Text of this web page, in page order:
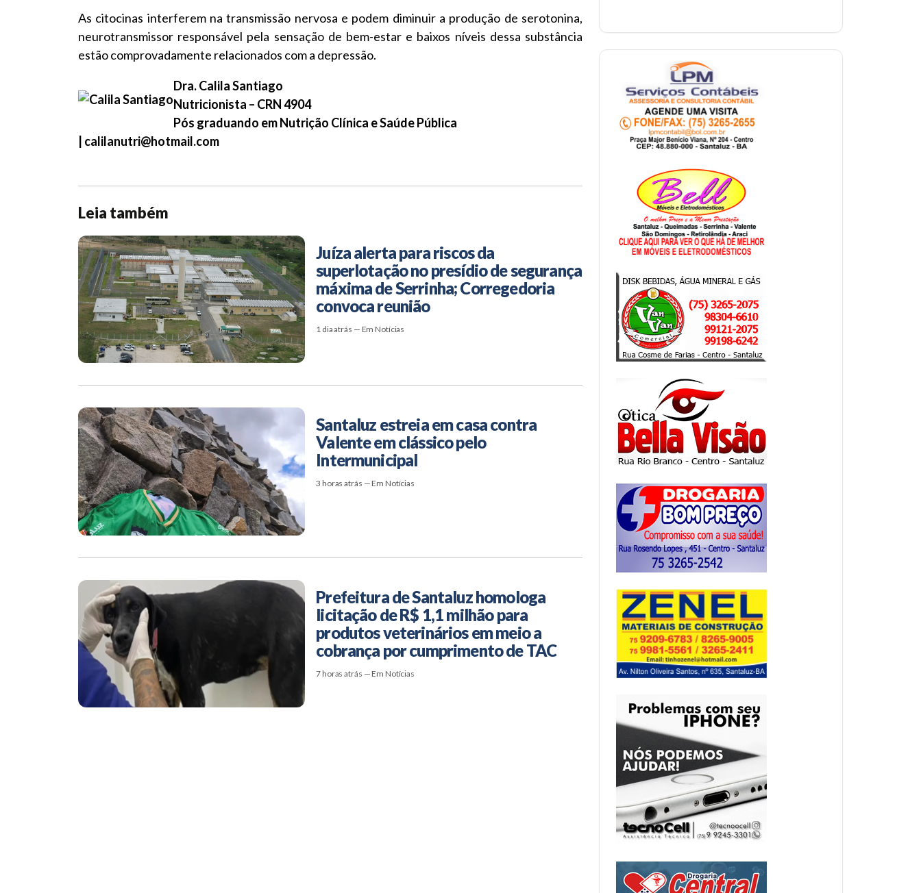
As citocinas interferem na transmissão nervosa e podem diminuir a produção de serotonina,
neurotransmissor responsável pela sensação de bem-estar e baixos níveis dessa substância
estão comprovadamente relacionados com a depressão.
Dra. Calila Santiago
Nutricionista – CRN 4904
Pós graduando em Nutrição Clínica e Saúde Pública
calilanutri@hotmail.com
Leia também
Juíza alerta para riscos da
superlotação no presídio de segurança
máxima de Serrinha; Corregedoria
convoca reunião
1 dia atrás — Em Notícias
Santaluz estreia em casa contra
Valente em clássico pelo
Intermunicipal
3 horas atrás — Em Notícias
Prefeitura de Santaluz homologa
licitação de R$ 1,1 milhão para
produtos veterinários em meio a
cobrança por cumprimento de TAC
7 horas atrás — Em Notícias